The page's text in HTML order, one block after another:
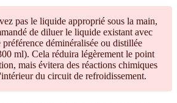
pas le liquide approprié sous la main,
de diluer le liquide existant avec
préférence déminéralisée ou distillée
ml). Cela réduira légèrement le point
mais évitera des réactions chimiques
du circuit de refroidissement.